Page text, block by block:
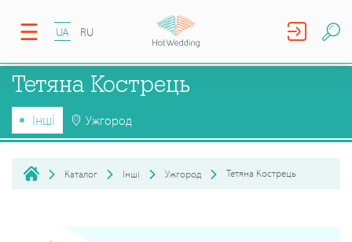
UA RU
Тетяна Кострець
Інші Ужгород
Каталог Інші Ужгород Тетяна Кострець